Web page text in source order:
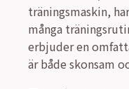
träningsmaskin,
många
erbjuder en
är både skonsam